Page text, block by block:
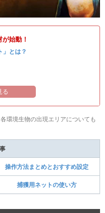
始動！
」とは？
ネテス攻略
る
環境生物の出現エリアについても
操作方法まとめとおすすめ設定
捕獲用ネットの使い方